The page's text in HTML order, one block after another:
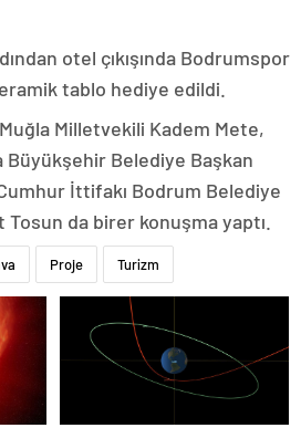
otel çıkışında Bodrumspor
tablo hediye edildi.
Milletvekili Kadem Mete,
Büyükşehir Belediye Başkan
Cumhur İttifakı Bodrum Belediye
Tosun da birer konuşma yaptı.
Proje Turizm